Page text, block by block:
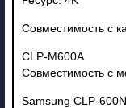
Совместимость с
CLP-M600A
Совместимость с
Samsung CLP-600N,